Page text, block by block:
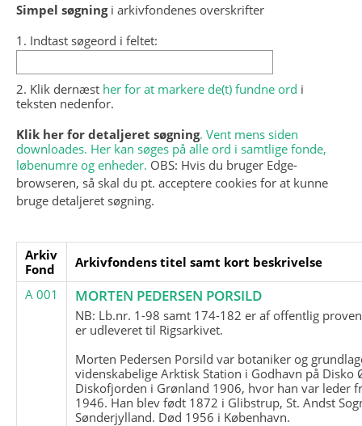
Simpel søgningi arkivfondenes overskrifter
1. Indtast søgeord i feltet:
2. Klik dernæst her for at markere de(t) fundne ord i
teksten nedenfor.
Klik her for detaljeret søgning. Vent mens siden
downloades. Her kan søges på alle ord i samtlige fonde,
løbenumre og enheder. OBS: Hvis du bruger Edge-
browseren, så skal du pt. acceptere cookies for at kunne
bruge detaljeret søgning.
Arkiv
Fond
Arkivfondens titel samt kort beskrivelse
A 001
MORTEN PEDERSEN PORSILD
NB: Lb.nr. 1-98 samt 174-182 er af offentlig
er udleveret til Rigsarkivet.
Morten Pedersen Porsild var botaniker og
videnskabelige Arktisk Station i Godhavn på Disko
Diskofjorden i Grønland 1906, hvor han var leder
1946. Han blev født 1872 i Glibstrup, St. Andst
Sønderjylland. Død 1956 i København.